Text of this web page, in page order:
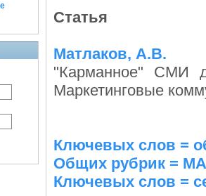
Статья
Матлаков, А.В.
"Карманное" СМИ
Маркетинговые
Ключевых слов =
Общих рубрик =
Ключевых слов =